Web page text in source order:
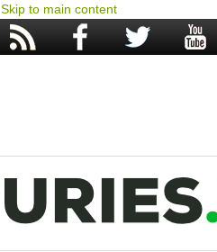
Skip to main content